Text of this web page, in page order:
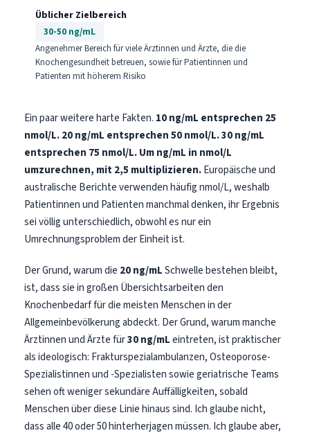
Üblicher Zielbereich
30-50 ng/mL
Angenehmer Bereich für viele Ärztinnen und Ärzte, die die
Knochengesundheit betreuen, sowie für Patientinnen und
Patienten mit höherem Risiko
Ein paar weitere harte Fakten. 10 ng/mL entsprechen 25
nmol/L.20 ng/mL entsprechen 50 nmol/L.30 ng/mL
entsprechen 75 nmol/L.Um ng/mL in nmol/L
umzurechnen, mit 2,5 multiplizieren.Europäische und
australische Berichte verwenden häufig nmol/L, weshalb
Patientinnen und Patienten manchmal denken, ihr Ergebnis
sei völlig unterschiedlich, obwohl es nur ein
Umrechnungsproblem der Einheit ist.
Der Grund, warum die 20 ng/mLSchwelle bestehen bleibt,
ist, dass sie in großen Übersichtsarbeiten den
Knochenbedarf für die meisten Menschen in der
Allgemeinbevölkerung abdeckt. Der Grund, warum manche
Ärztinnen und Ärzte für30 ng/mLeintreten, ist praktischer
als ideologisch: Frakturspezialambulanzen, Osteoporose-
Spezialistinnen und -Spezialisten sowie geriatrische Teams
sehen oft weniger sekundäre Auffälligkeiten, sobald
Menschen über diese Linie hinaus sind. Ich glaube nicht,
dass alle 40 oder 50 hinterherjagen müssen. Ich glaube aber,